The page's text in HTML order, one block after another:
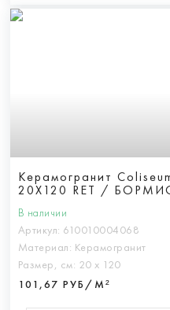
Керамогранит
20X120 RET /
В наличии
Артикул: 610010004068
Материал: Керамогранит
Размер, см: 20 х 120
101,67 РУБ/М²